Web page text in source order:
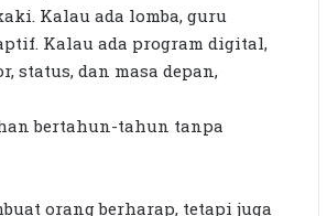
Kalau ada lomba, guru
Kalau ada program digital,
status, dan masa depan,
bertahun-tahun tanpa
orang berharap, tetapi juga